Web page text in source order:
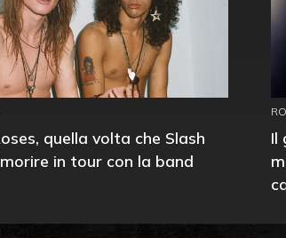
quella volta che Slash
in tour con la band
Il